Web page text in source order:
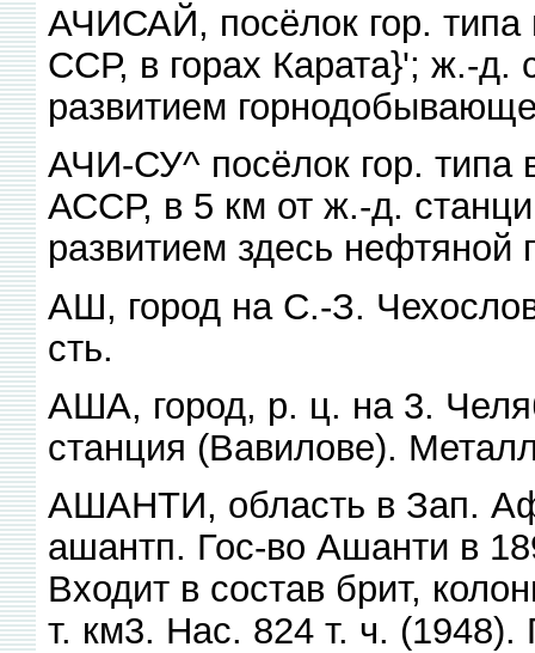
АЧИСАЙ, посёлок гор. типа
ССР, в горах Карата}'; ж.-д.
развитием
АЧИ-СУ^ посёлок гор. типа
АССР, в 5 км от ж.-д.
развитием здесь нефтяной
АШ, город на С.-З.
сть.
АША, город, р. ц. на 3.
станция (Вавилове).
АШАНТИ, область в Зап.
ашантп. Гос-во Ашанти в
Входит в состав брит,
т. км3. Нас. 824 т. ч.